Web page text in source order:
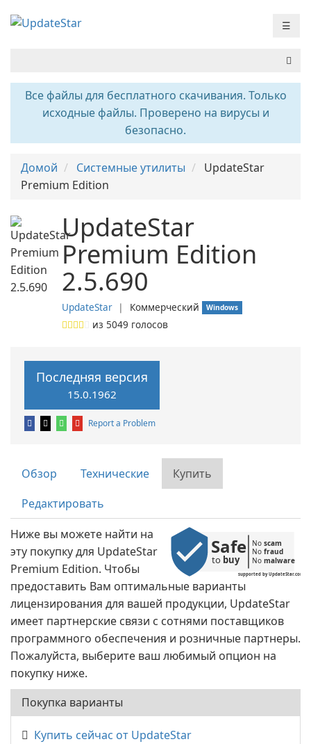
☰
Все файлы для бесплатного скачивания. Только
исходные файлы. Проверено на вирусы и
безопасно.
Домой Системные утилиты
UpdateStar
Premium Edition
UpdateStar
Premium Edition
2.5.690
UpdateStar ❘ Коммерческий Windows
из 5049 голосов
Последняя версия
15.0.1962
Report a Problem
Обзор Технические
Купить
Редактировать
supported by UpdateStar.com
Safe
to buy
No scam
No fraud
No malware
Ниже вы можете найти на
эту покупку для UpdateStar
Premium Edition. Чтобы
предоставить Вам оптимальные варианты
лицензирования для вашей продукции, UpdateStar
имеет партнерские связи с сотнями поставщиков
программного обеспечения и розничные партнеры.
Пожалуйста, выберите ваш любимый опцион на
покупку ниже.
Покупка варианты
Купить сейчас от UpdateStar